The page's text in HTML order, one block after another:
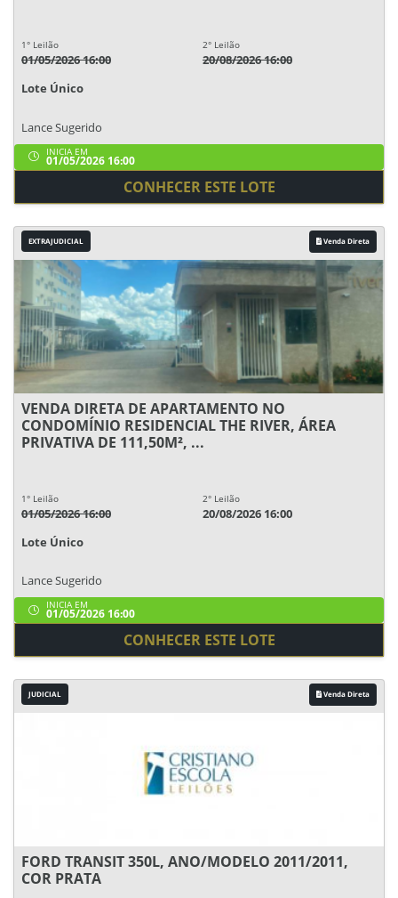
1° Leilão
01/05/2026 16:00
2° Leilão
20/08/2026 16:00
Lote Único
Lance Sugerido
INICIA EM
01/05/2026 16:00
CONHECER ESTE LOTE
EXTRAJUDICIAL Venda Direta
VENDA DIRETA DE APARTAMENTO NO
CONDOMÍNIO RESIDENCIAL THE RIVER, ÁREA
PRIVATIVA DE 111,50M², ...
1° Leilão
01/05/2026 16:00
2° Leilão
20/08/2026 16:00
Lote Único
Lance Sugerido
INICIA EM
01/05/2026 16:00
CONHECER ESTE LOTE
JUDICIAL Venda Direta
FORD TRANSIT 350L, ANO/MODELO 2011/2011,
COR PRATA